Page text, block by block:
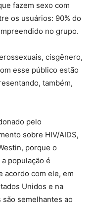
fazem sexo com
os usuários: 90% do
no grupo.
cisgênero,
esse público estão
também,
pelo
sobre HIV/AIDS,
porque o
população é
acordo com ele, em
Unidos e na
semelhantes ao